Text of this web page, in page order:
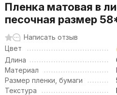
Пленка матовая в
песочная размер
Написать отзыв
Цвет
Длина
Материал
Размер пленки, бумаги
Текстура